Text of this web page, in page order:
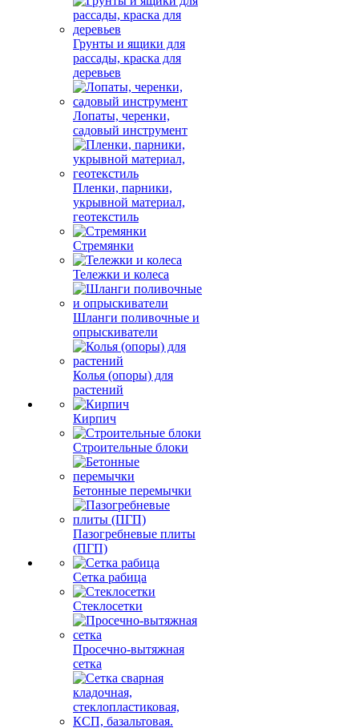
Грунты и ящики для
рассады, краска для
деревьев
Лопаты, черенки,
садовый инструмент
Пленки, парники,
укрывной материал,
геотекстиль
Стремянки
Тележки и колеса
Шланги поливочные и
опрыскиватели
Колья (опоры) для
растений
Кирпич
Строительные блоки
Бетонные перемычки
Пазогребневые плиты
(ПГП)
Сетка рабица
Стеклосетки
Просечно-вытяжная
сетка